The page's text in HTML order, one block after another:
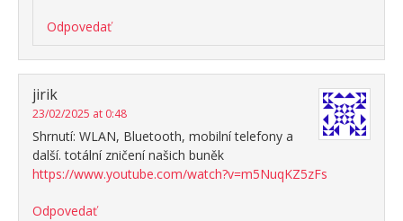
Odpovedať
jirik
23/02/2025 at 0:48
Shrnutí: WLAN, Bluetooth, mobilní telefony a
další. totální zničení našich buněk
https://www.youtube.com/watch?v=m5NuqKZ5zFs
Odpovedať